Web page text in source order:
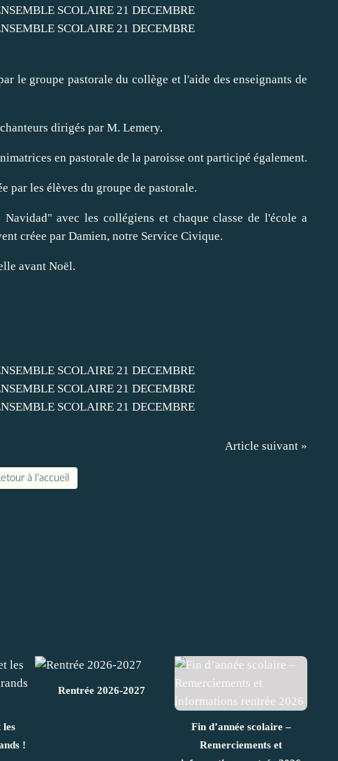
le groupe pastorale du collège et l'aide des enseignants de
dirigés par M. Lemery.
en pastorale de la paroisse ont participé également.
par les élèves du groupe de pastorale.
avec les collégiens et chaque classe de l'école a
créee par Damien, notre Service Civique.
avant Noël.
Article suivant »
à l'accueil
les
!
Rentrée 2026-2027
Fin d’année scolaire –
Remerciements et